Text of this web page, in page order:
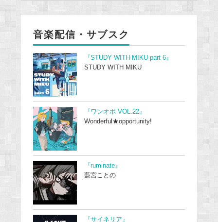
音楽配信・サブスク
『STUDY WITH MIKU part 6』
STUDY WITH MIKU
『ワンオポ VOL.22』
Wonderful★opportunity!
『ruminate』
藍宮ことの
『サイネリア』